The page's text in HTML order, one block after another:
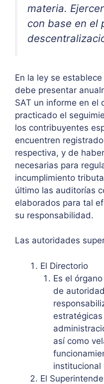
materia.
con base en el
En la ley se
debe presentar
SAT un informe en el
practicado el
los contribuyentes
encuentren
respectiva, y de
necesarias para
incumplimiento
último las auditorías
elaborados para tal
su responsabilidad.
Las autoridades
El Directorio
Es el
de
así como
institucional
El